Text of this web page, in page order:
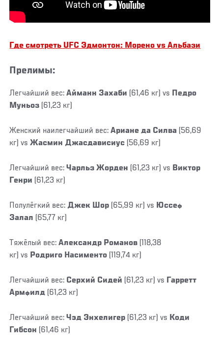
Где смотреть UFC Эдмонтон: Морено vs Альбази
Прелимы:
Легчайший вес:Айманн Захаби (61,46 кг) vs Педро
Муньоз (61,23 кг)
Женский наилегчайший вес:Ариане да Силва (56,69
кг) vsЖасмин Джасдависиус (56,69 кг)
Легчайший вес:Чарльз Жорден (61,23 кг) vs Виктор
Генри (61,23 кг)
Полулёгкий вес:Джек Шор (65,99 кг) vs Юссеф
Залал (65,77 кг)
Тяжёлый вес:Александр Романов (118,38
кг) vs Родриго Насименто (119,74 кг)
Легчайший вес: Серхий Сидей (61,23 кг) vs Гарретт
Армфилд (61,23 кг)
Легчайший вес:Чэд Энхелигер (61,23 кг) vs Коди
Гибсон (61,46 кг)